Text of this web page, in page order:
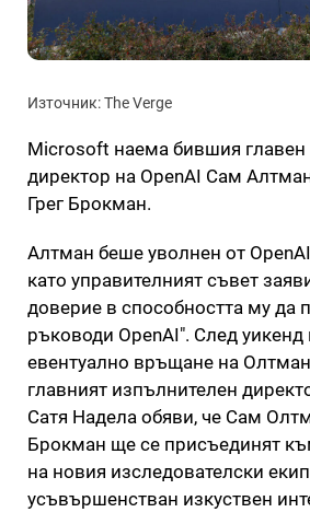
Източник: The Verge
Microsoft наема бившия главен
директор на OpenAI Сам
Грег Брокман.
Алтман беше уволнен от
като управителният съвет
доверие в способността му да
ръководи OpenAI". След уикенд
евентуално връщане на
главният изпълнителен
Сатя Надела обяви, че Сам
Брокман ще се присъединят
на новия изследователски
усъвършенстван изкуствен